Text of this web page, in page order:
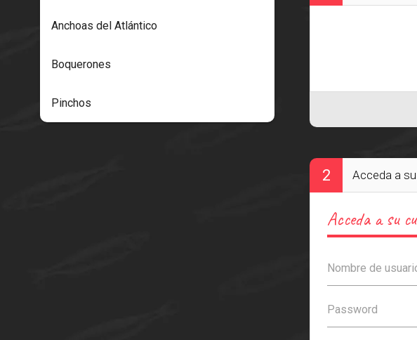
Anchoas del Atlántico
Boquerones
Pinchos
2 Acceda a
Acceda a su
Nombre de
Password